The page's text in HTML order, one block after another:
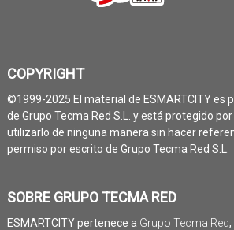
COPYRIGHT
©1999-2025 El material de ESMARTCITY es
de Grupo Tecma Red S.L. y está protegido
utilizarlo de ninguna manera sin hacer
permiso por escrito de Grupo Tecma Red S.L.
SOBRE GRUPO TECMA RED
ESMARTCITY pertenece a Grupo Tecma Red